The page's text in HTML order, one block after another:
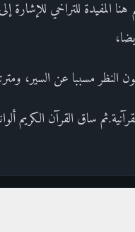
المفيدة للتراخي للإشارة
النظر مسببا عن السير،
ساق القرآن الكريم